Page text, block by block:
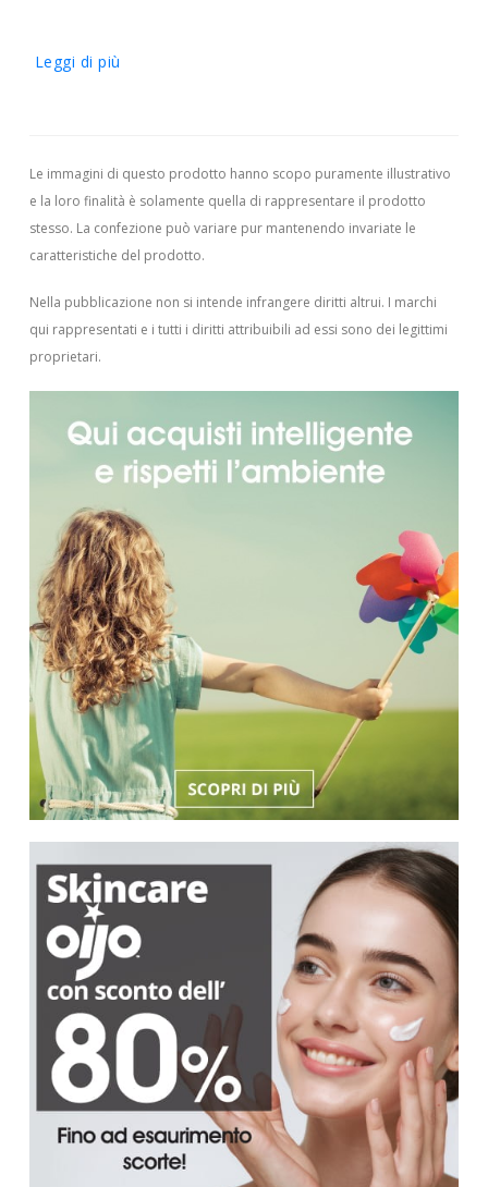
Leggi di più
Le immagini di questo prodotto hanno scopo puramente illustrativo
e la loro finalità è solamente quella di rappresentare il prodotto
stesso. La confezione può variare pur mantenendo invariate le
caratteristiche del prodotto.
Nella pubblicazione non si intende infrangere diritti altrui. I marchi
qui rappresentati e i tutti i diritti attribuibili ad essi sono dei legittimi
proprietari.